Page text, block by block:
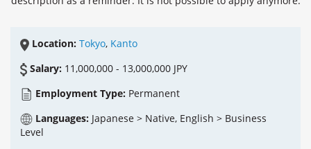
Location: Tokyo, Kanto
Salary: 11,000,000 - 13,000,000 JPY
Employment Type: Permanent
Languages: Japanese > Native, English > Business
Level